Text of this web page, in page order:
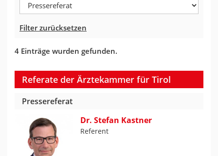
Filter zurücksetzen
4 Einträge wurden gefunden.
Referate der Ärztekammer für Tirol
Pressereferat
Dr. Stefan Kastner
Referent